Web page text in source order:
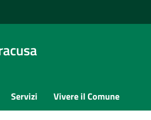
Servizi Vivere il Comune